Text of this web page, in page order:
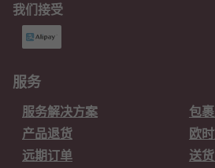
我们接受
服务
服务解决方案
包
产品退货
欧
远期订单
送